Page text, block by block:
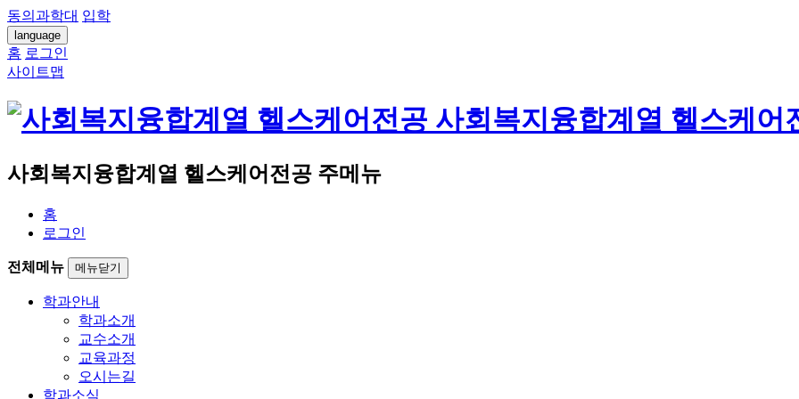
동의과학대 입학
language
홈 로그인
사이트맵
사회복지융합계열 헬스케어
사회복지융합계열 헬스케어전공 주메뉴
홈
로그인
전체메뉴 메뉴닫기
학과안내
학과소개
교수소개
교육과정
오시는길
학과소식